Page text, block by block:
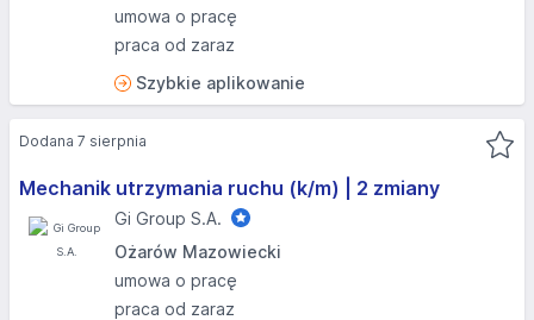
umowa o pracę
praca od zaraz
Szybkie aplikowanie
Mechanik utrzymania ruchu (k/m) | 2 zmiany
Gi Group S.A.
Ożarów Mazowiecki
umowa o pracę
praca od zaraz
Dodana 7 sierpnia